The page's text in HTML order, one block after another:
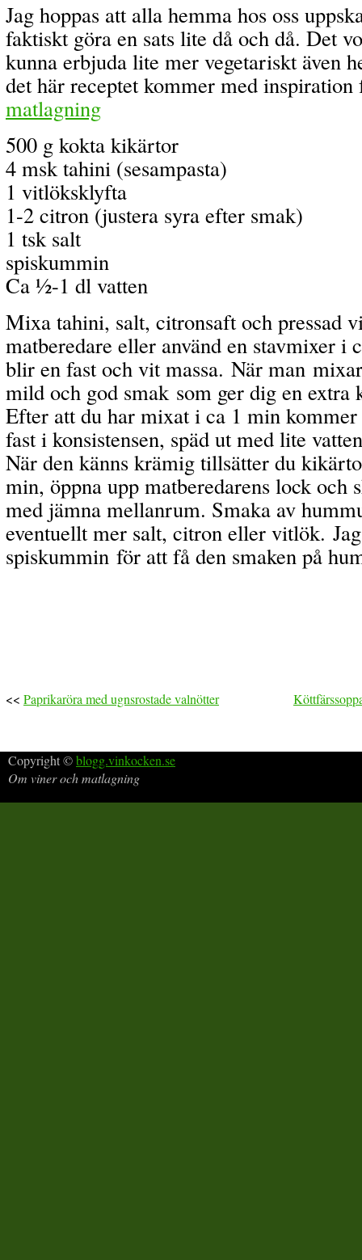
Jag hoppas att alla hemma hos oss
faktiskt göra en sats lite då och då. Det
kunna erbjuda lite mer vegetariskt även
det här receptet kommer med inspiration
matlagning
500 g kokta kikärtor
4 msk tahini (sesampasta)
1 vitlöksklyfta
1-2 citron (justera syra efter smak)
1 tsk salt
spiskummin
Ca ½-1 dl vatten
Mixa tahini, salt, citronsaft och pressad
matberedare eller använd en stavmixer i
blir en fast och vit massa. När man
mild och god smak som ger dig en extra
Efter att du har mixat i ca 1 min
fast i konsistensen, späd ut med lite
När den känns krämig tillsätter du
min, öppna upp matberedarens lock och
med jämna mellanrum. Smaka av
eventuellt mer salt, citron eller vitlök.
spiskummin för att få den smaken på
<< Paprikaröra med ugnsrostade valnötter
Copyright ©blogg.vinkocken.se
Om viner och matlagning